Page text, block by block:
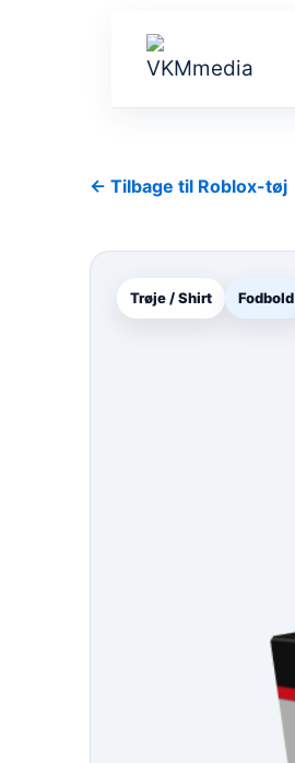
← Tilbage til Roblox-tøj
Trøje / Shirt Fodbold